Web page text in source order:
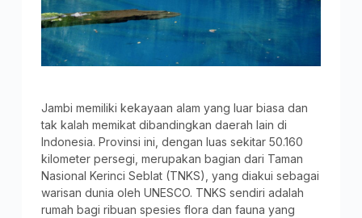
Jambi memiliki kekayaan alam yang luar biasa dan
tak kalah memikat dibandingkan daerah lain di
Indonesia. Provinsi ini, dengan luas sekitar 50.160
kilometer persegi, merupakan bagian dari Taman
Nasional Kerinci Seblat (TNKS), yang diakui sebagai
warisan dunia oleh UNESCO. TNKS sendiri adalah
rumah bagi ribuan spesies flora dan fauna yang